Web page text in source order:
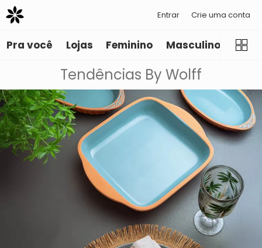
Entrar Crie uma conta
Pra você Lojas Feminino Masculino
Tendências By Wolff